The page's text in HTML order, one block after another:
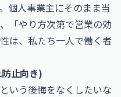
個人事業主にそのまま当
「やり方次第で営業の効
は、私たち一人で働く者
止向き)
いう後悔をなくしたいな